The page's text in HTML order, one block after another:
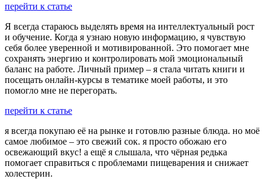
перейти к статье
Я всегда стараюсь выделять время на интеллектуальный рост
и обучение. Когда я узнаю новую информацию, я чувствую
себя более уверенной и мотивированной. Это помогает мне
сохранять энергию и контролировать мой эмоциональный
баланс на работе. Личный пример – я стала читать книги и
посещать онлайн-курсы в тематике моей работы, и это
помогло мне не перегорать.
перейти к статье
я всегда покупаю её на рынке и готовлю разные блюда. но моё
самое любимое – это свежий сок. я просто обожаю его
освежающий вкус! а ещё я слышала, что чёрная редька
помогает справиться с проблемами пищеварения и снижает
холестерин.